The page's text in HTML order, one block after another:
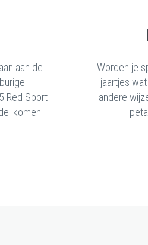
aan de
Red Sport
komen
Worden je
jaartjes
andere